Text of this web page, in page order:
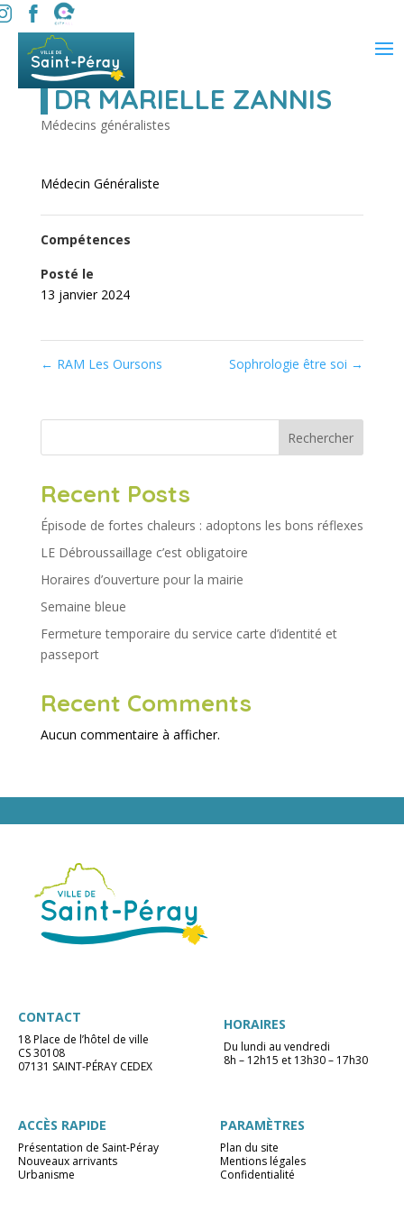
DR MARIELLE ZANNIS
Médecins généralistes
Médecin Généraliste
Compétences
Posté le
13 janvier 2024
← RAM Les Oursons Sophrologie être soi →
Rechercher
Recent Posts
Épisode de fortes chaleurs : adoptons les bons réflexes
LE Débroussaillage c’est obligatoire
Horaires d’ouverture pour la mairie
Semaine bleue
Fermeture temporaire du service carte d’identité et
passeport
Recent Comments
Aucun commentaire à afficher.
CONTACT
18 Place de l’hôtel de ville
CS 30108
07131 SAINT-PÉRAY CEDEX
HORAIRES
Du lundi au vendredi
8h – 12h15 et 13h30 – 17h30
ACCÈS RAPIDE
Présentation de Saint-Péray
Nouveaux arrivants
Urbanisme
PARAMÈTRES
Plan du site
Mentions légales
Confidentialité